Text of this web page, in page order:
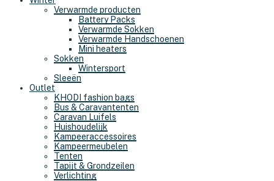
Verwarmde producten
Battery Packs
Verwarmde Sokken
Verwarmde Handschoenen
Mini heaters
Sokken
Wintersport
Sleeën
Outlet
KHODI fashion bags
Bus & Caravantenten
Caravan Luifels
Huishoudelijk
Kampeeraccessoires
Kampeermeubelen
Tenten
Tapijt & Grondzeilen
Verlichting